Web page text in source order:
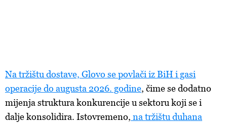
Na tržištu dostave, Glovo se povlači iz BiH i gasi
operacije do augusta 2026. godine, čime se dodatno
mijenja struktura konkurencije u sektoru koji se i
dalje konsolidira. Istovremeno, na tržištu duhana